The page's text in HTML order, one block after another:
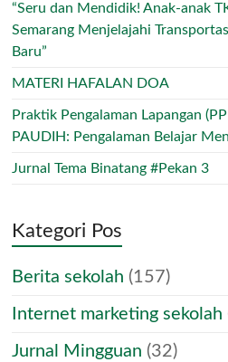
“Seru dan Mendidik! Anak-anak
Semarang Menjelajahi
Baru”
MATERI HAFALAN DOA
Praktik Pengalaman Lapangan
PAUDIH: Pengalaman Belajar
Jurnal Tema Binatang #Pekan 3
Kategori Pos
Berita sekolah (157)
Internet marketing sekolah
Jurnal Mingguan (32)